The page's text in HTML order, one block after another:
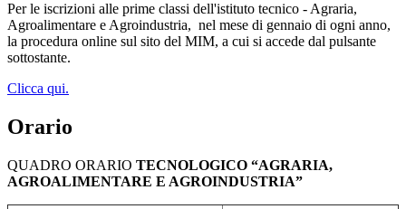
Per le iscrizioni alle prime classi dell'istituto tecnico - Agraria,
Agroalimentare e Agroindustria, nel mese di gennaio di ogni anno,
la procedura online sul sito del MIM, a cui si accede dal pulsante
sottostante.
Clicca qui.
Orario
QUADRO ORARIO TECNOLOGICO “AGRARIA,
AGROALIMENTARE E AGROINDUSTRIA”